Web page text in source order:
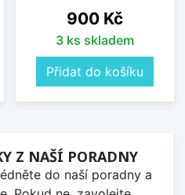
Cena
900 Kč
3 ks skladem
Přidat do košíku
Z NAŠÍ PORADNY
do naší poradny a